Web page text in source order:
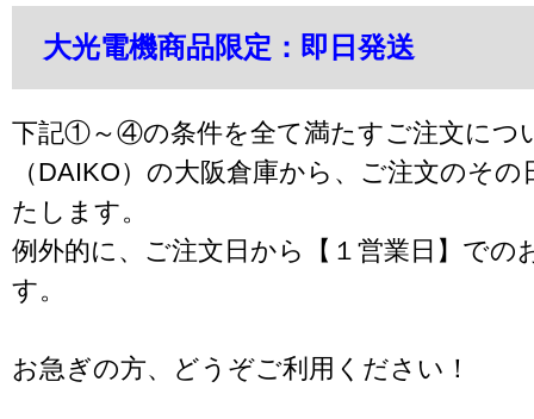
大光電機商品限定：即日発送
下記①～④の条件を全て満たすご注文につ
（DAIKO）の大阪倉庫から、ご注文のそ
たします。
例外的に、ご注文日から【１営業日】での
す。
お急ぎの方、どうぞご利用ください！